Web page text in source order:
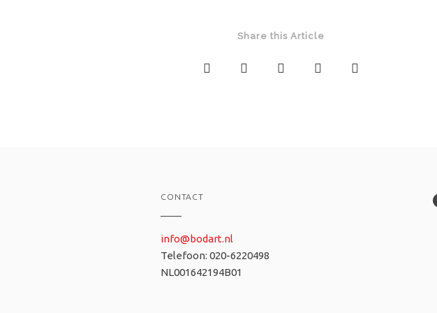
Share this Article
CONTACT
info@bodart.nl
Telefoon: 020-6220498
NL001642194B01